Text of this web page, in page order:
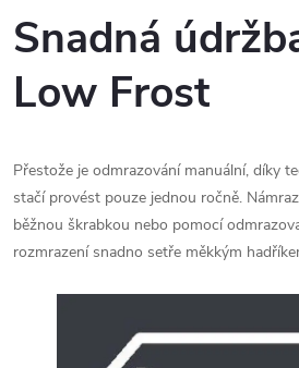
Snadná
Low Frost
Přestože je odmrazování manuální, díky
stačí provést pouze jednou ročně.
běžnou škrabkou nebo pomocí
rozmrazení snadno setře měkkým